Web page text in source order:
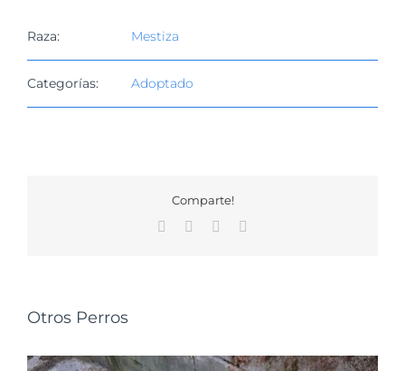
Raza: Mestiza
Categorías: Adoptado
Comparte!
Facebook WhatsApp
Otros Perros